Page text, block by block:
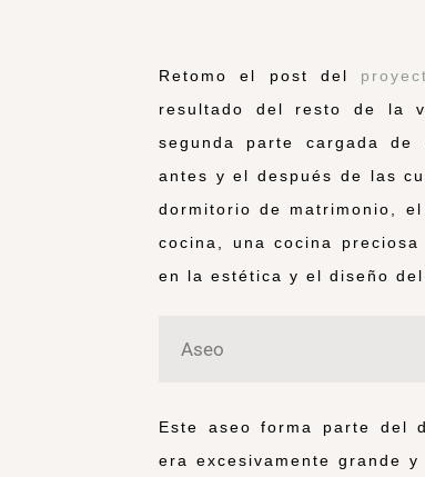
Retomo el post del
resultado del resto de la
segunda parte cargada
antes y el después de las
dormitorio de matrimonio,
cocina, una cocina
en la estética y el diseño
Aseo
Este aseo forma parte del
era excesivamente grande